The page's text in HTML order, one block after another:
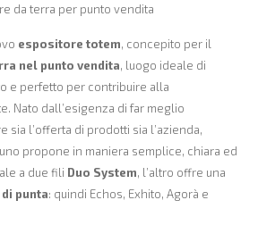
da terra per punto vendita
espositore totem, concepito per il
nel punto vendita, luogo ideale di
e perfetto per contribuire alla
Nato dall’esigenza di far meglio
sia l’offerta di prodotti sia l’azienda,
propone in maniera semplice, chiara ed
a due fili Duo System, l’altro offre una
punta: quindi Echos, Exhito, Agorà e